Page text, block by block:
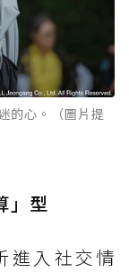
的心。（圖片提
」型
進入社交情